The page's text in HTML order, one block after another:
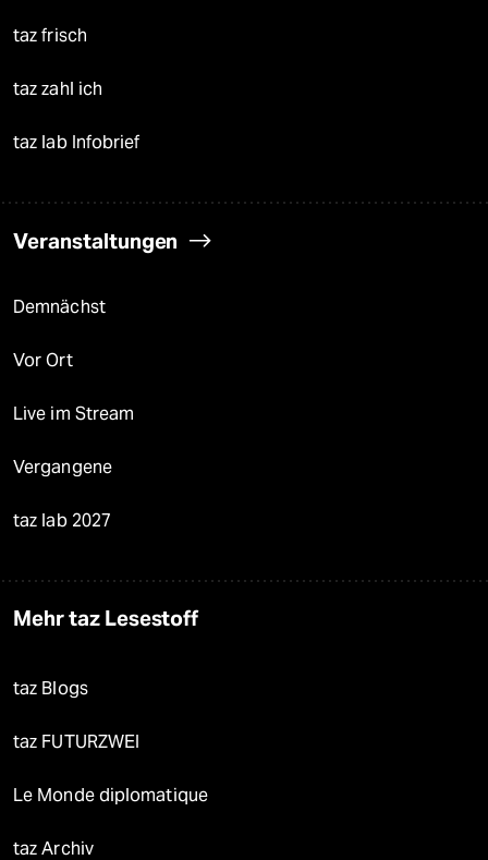
taz frisch
taz zahl ich
taz lab Infobrief
Veranstaltungen
Demnächst
Vor Ort
Live im Stream
Vergangene
taz lab 2027
Mehr taz Lesestoff
taz Blogs
taz FUTURZWEI
Le Monde diplomatique
taz Archiv